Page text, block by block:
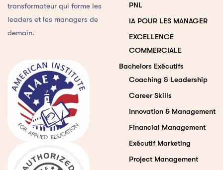
transformateur qui forme les
leaders et les managers de
demain.
PNL
IA POUR LES MANAGER
EXCELLENCE
COMMERCIALE
Bachelors Exécutifs
Coaching & Leadership
Career Skills
Innovation & Management
Financial Management
Exécutif Marketing
Project Management